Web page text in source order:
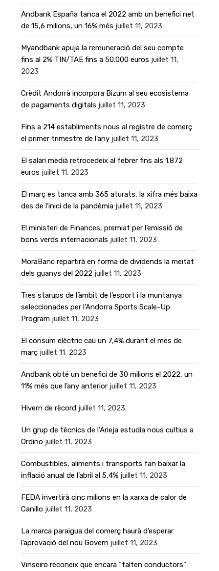
Andbank España tanca el 2022 amb un benefici net
de 15,6 milions, un 16% més juillet 11, 2023
Myandbank apuja la remuneració del seu compte
fins al 2% TIN/TAE fins a 50.000 euros juillet 11,
2023
Crèdit Andorrà incorpora Bizum al seu ecosistema
de pagaments digitals juillet 11, 2023
Fins a 214 establiments nous al registre de comerç
el primer trimestre de l’any juillet 11, 2023
El salari medià retrocedeix al febrer fins als 1.872
euros juillet 11, 2023
El març es tanca amb 365 aturats, la xifra més baixa
des de l’inici de la pandèmia juillet 11, 2023
El ministeri de Finances, premiat per l’emissió de
bons verds internacionals juillet 11, 2023
MoraBanc repartirà en forma de dividends la meitat
dels guanys del 2022 juillet 11, 2023
Tres starups de l’àmbit de l’esport i la muntanya
seleccionades per l’Andorra Sports Scale-Up
Program juillet 11, 2023
El consum elèctric cau un 7,4% durant el mes de
març juillet 11, 2023
Andbank obté un benefici de 30 milions el 2022, un
11% més que l’any anterior juillet 11, 2023
Hivern de rècord juillet 11, 2023
Un grup de tècnics de l’Arieja estudia nous cultius a
Ordino juillet 11, 2023
Combustibles, aliments i transports fan baixar la
inflació anual de l’abril al 5,4% juillet 11, 2023
FEDA invertirà cinc milions en la xarxa de calor de
Canillo juillet 11, 2023
La marca paraigua del comerç haurà d’esperar
l’aprovació del nou Govern juillet 11, 2023
Vinseiro reconeix que encara “falten conductors”